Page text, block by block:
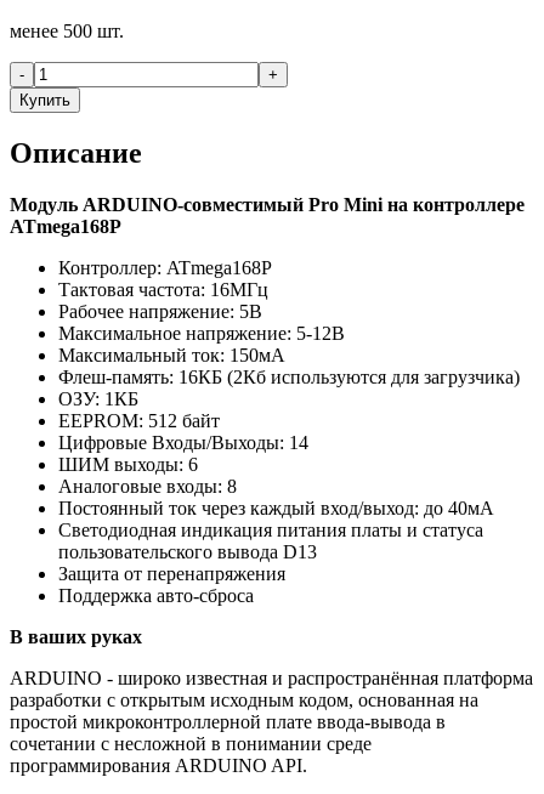
менее 500 шт.
-
+
Купить
Описание
Модуль ARDUINO-совместимый Pro Mini на контроллере
ATmega168P
Контроллер: ATmega168P
Тактовая частота: 16МГц
Рабочее напряжение: 5В
Максимальное напряжение: 5-12В
Максимальный ток: 150мА
Флеш-память: 16КБ (2Кб используются для загрузчика)
ОЗУ: 1КБ
EEPROM: 512 байт
Цифровые Входы/Выходы: 14
ШИМ выходы: 6
Аналоговые входы: 8
Постоянный ток через каждый вход/выход: до 40мА
Светодиодная индикация питания платы и статуса
пользовательского вывода D13
Защита от перенапряжения
Поддержка авто-сброса
В ваших руках
ARDUINO - широко известная и распространённая платформа
разработки с открытым исходным кодом, основанная на
простой микроконтроллерной плате ввода-вывода в
сочетании с несложной в понимании среде
программирования ARDUINO API.